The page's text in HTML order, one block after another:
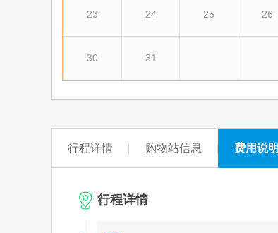
23 24 25 26
30 31
行程详情 购物站信息 费用说明
行程详情